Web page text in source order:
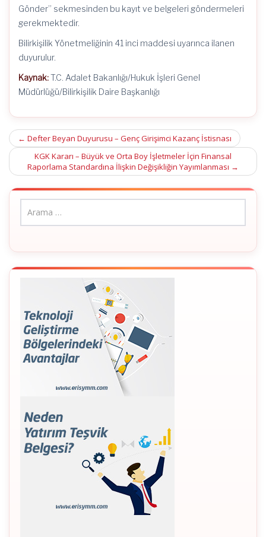
Gönder” sekmesinden bu kayıt ve belgeleri göndermeleri
gerekmektedir.
Bilirkişilik Yönetmeliğinin 41 inci maddesi uyarınca ilanen
duyurulur.
Kaynak:T.C. Adalet Bakanlığı/Hukuk İşleri Genel
Müdürlüğü/Bilirkişilik Daire Başkanlığı
Post
navigation
← Defter Beyan Duyurusu – Genç Girişimci Kazanç İstisnası
KGK Kararı – Büyük ve Orta Boy İşletmeler İçin Finansal
Raporlama Standardına İlişkin Değişikliğin Yayımlanması →